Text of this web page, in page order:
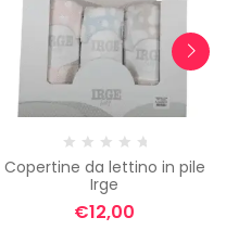
Copertine da lettino in pile
Irge
€12,00